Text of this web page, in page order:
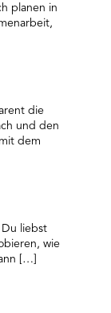
planen in
die
und den
dem
liebst
wie
[…]